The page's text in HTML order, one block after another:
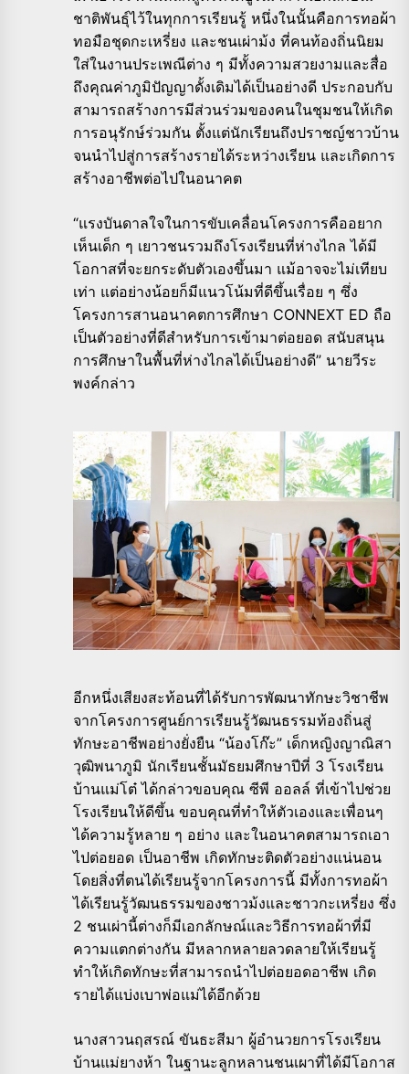
ชาติพันธุ์ไว้ในทุกการเรียนรู้ หนึ่งในนั้นคือการทอผ้า
ทอมือชุดกะเหรี่ยง และชนเผ่าม้ง ที่คนท้องถิ่นนิยม
ใส่ในงานประเพณีต่าง ๆ มีทั้งความสวยงามและสื่อ
ถึงคุณค่าภูมิปัญญาดั้งเดิมได้เป็นอย่างดี ประกอบกับ
สามารถสร้างการมีส่วนร่วมของคนในชุมชนให้เกิด
การอนุรักษ์ร่วมกัน ตั้งแต่นักเรียนถึงปราชญ์ชาวบ้าน
จนนำไปสู่การสร้างรายได้ระหว่างเรียน และเกิดการ
สร้างอาชีพต่อไปในอนาคต
“แรงบันดาลใจในการขับเคลื่อนโครงการคืออยาก
เห็นเด็ก ๆ เยาวชนรวมถึงโรงเรียนที่ห่างไกล ได้มี
โอกาสที่จะยกระดับตัวเองขึ้นมา แม้อาจจะไม่เทียบ
เท่า แต่อย่างน้อยก็มีแนวโน้มที่ดีขึ้นเรื่อย ๆ ซึ่ง
โครงการสานอนาคตการศึกษา CONNEXT ED ถือ
เป็นตัวอย่างที่ดีสำหรับการเข้ามาต่อยอด สนับสนุน
การศึกษาในพื้นที่ห่างไกลได้เป็นอย่างดี” นายวีระ
พงค์กล่าว
อีกหนึ่งเสียงสะท้อนที่ได้รับการพัฒนาทักษะวิชาชีพ
จากโครงการศูนย์การเรียนรู้วัฒนธรรมท้องถิ่นสู่
ทักษะอาชีพอย่างยั่งยืน “น้องโก๊ะ” เด็กหญิงญาณิสา
วุฒิพนาภูมิ นักเรียนชั้นมัธยมศึกษาปีที่ 3 โรงเรียน
บ้านแม่โต๋ ได้กล่าวขอบคุณ ซีพี ออลล์ ที่เข้าไปช่วย
โรงเรียนให้ดีขึ้น ขอบคุณที่ทำให้ตัวเองและเพื่อนๆ
ได้ความรู้หลาย ๆ อย่าง และในอนาคตสามารถเอา
ไปต่อยอด เป็นอาชีพ เกิดทักษะติดตัวอย่างแน่นอน
โดยสิ่งที่ตนได้เรียนรู้จากโครงการนี้ มีทั้งการทอผ้า
ได้เรียนรู้วัฒนธรรมของชาวม้งและชาวกะเหรี่ยง ซึ่ง
2 ชนเผ่านี้ต่างก็มีเอกลักษณ์และวิธีการทอผ้าที่มี
ความแตกต่างกัน มีหลากหลายลวดลายให้เรียนรู้
ทำให้เกิดทักษะที่สามารถนำไปต่อยอดอาชีพ เกิด
รายได้แบ่งเบาพ่อแม่ได้อีกด้วย
นางสาวนฤสรณ์ ขันธะสีมา ผู้อำนวยการโรงเรียน
บ้านแม่ยางห้า ในฐานะลูกหลานชนเผาที่ได้มีโอกาส